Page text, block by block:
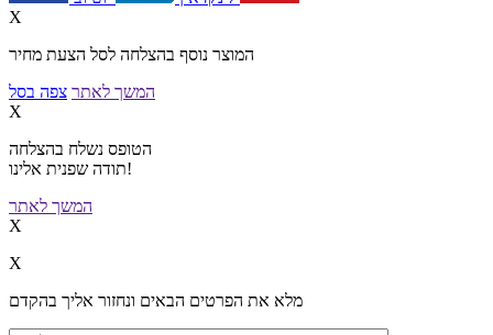
X
המוצר נוסף בהצלחה לסל הצעת מחיר
המשך לאתר צפה בסל
X
הטופס נשלח בהצלחה
תודה שפנית אלינו!
המשך לאתר
X
X
מלא את הפרטים הבאים ונחזור אליך בהקדם